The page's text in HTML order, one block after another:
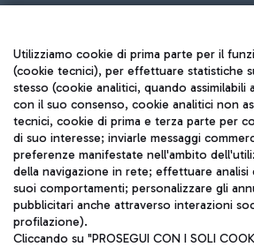
Seguici sui social
TRAVEL JOURNAL
ITA
Utilizziamo cookie di prima parte per il
(cookie tecnici), per effettuare statistiche
stesso (cookie analitici, quando assimilabili
con il suo consenso, cookie analitici non
tecnici, cookie di prima e terza parte per
di suo interesse; inviarle messaggi
preferenze manifestate nell'ambito
della navigazione in rete; effettuare
suoi comportamenti; personalizzare gli
pubblicitari anche attraverso interazioni
profilazione).
Cliccando su "PROSEGUI CON I SOLI